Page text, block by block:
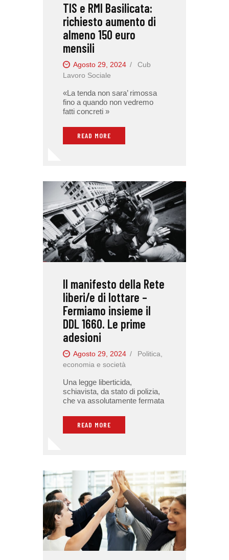
TIS e RMI Basilicata:
richiesto aumento di
almeno 150 euro
mensili
Agosto 29, 2024
Cub
Lavoro Sociale
«La tenda non sara’ rimossa
fino a quando non vedremo
fatti concreti »
READ MORE
Il manifesto della Rete
liberi/e di lottare –
Fermiamo insieme il
DDL 1660. Le prime
adesioni
Agosto 29, 2024
Politica,
economia e società
Una legge liberticida,
schiavista, da stato di polizia,
che va assolutamente fermata
READ MORE